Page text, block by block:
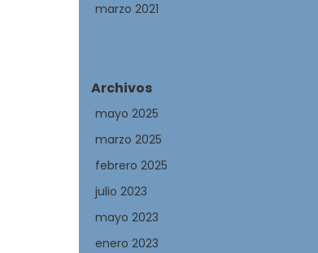
marzo 2021
Archivos
mayo 2025
marzo 2025
febrero 2025
julio 2023
mayo 2023
enero 2023